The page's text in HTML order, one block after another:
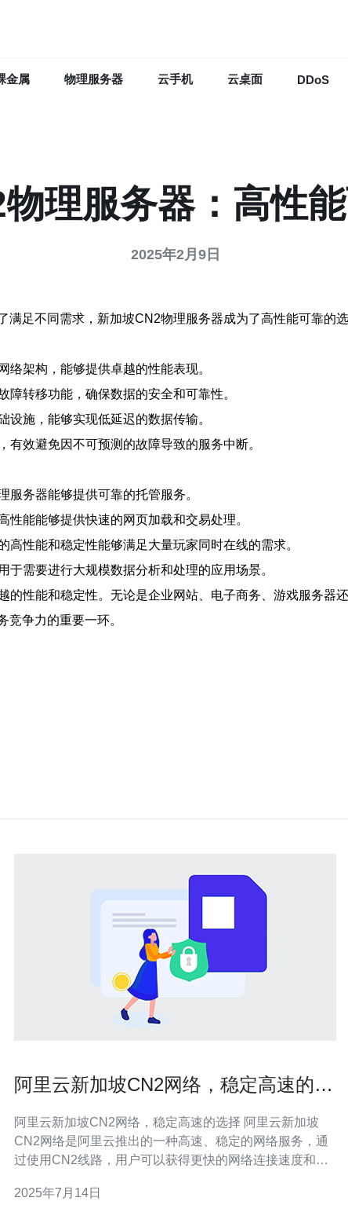
金属 物理服务器 云手机 云桌面 DDoS
理服务器：高性
2025年2月9日
足不同需求，新加坡CN2物理服务器成为了高性能可靠的
架构，能够提供卓越的性能表现。
转移功能，确保数据的安全和可靠性。
施，能够实现低延迟的数据传输。
效避免因不可预测的故障导致的服务中断。
务器能够提供可靠的托管服务。
能能够提供快速的网页加载和交易处理。
性能和稳定性能够满足大量玩家同时在线的需求。
需要进行大规模数据分析和处理的应用场景。
性能和稳定性。无论是企业网站、电子商务、游戏服务器
争力的重要一环。
阿里云新加坡CN2网络，稳定高速的选
阿里云新加坡CN2网络，稳定高速的选择 阿里云新加坡
CN2网络是阿里云推出的一种高速、稳定的网络服务，通
过使用CN2线路，用户可以获得更快的网络连接速度和更
坡CN2网络具有以下优势： 更快的网络连接速度 更稳定的
2025年7月14日